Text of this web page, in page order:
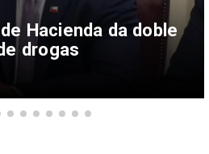
Hacienda da doble
drogas